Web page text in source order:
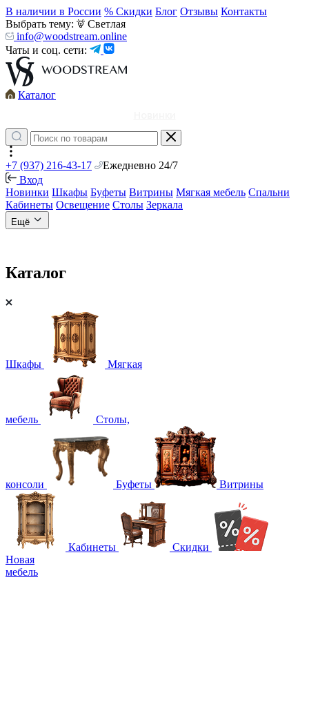
В наличии в России % Скидки Блог Отзывы Контакты
Выбрать тему:
Светлая
info@woodstream.online
Чаты и соц. сети:
Каталог
+7 (937) 216-43-17
Ежедневно 24/7
Вход
Новинки Шкафы Буфеты Витрины Мягкая мебель Спальни
Кабинеты Освещение Столы Зеркала
Ещё
Каталог
Шкафы Мягкая
мебель Столы,
консоли Буфеты Витрины
Кабинеты
Скидки
Новая
мебель